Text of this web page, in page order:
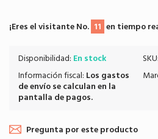
¡Eres el visitante No. 11 en tiempo
Disponibilidad: En stock
Información fiscal: Los gastos
de envíose calculan en la
pantalla de pagos.
SKU:
Pregunta por este producto